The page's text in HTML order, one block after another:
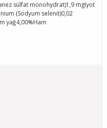
sülfat monohydrat)1,9 mgIyot
(Sodyum selenit)0,02
yağ4,00%Ham